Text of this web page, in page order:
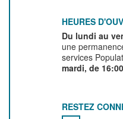
HEURES
Du lundi au
une
services
mardi, de
RESTEZ